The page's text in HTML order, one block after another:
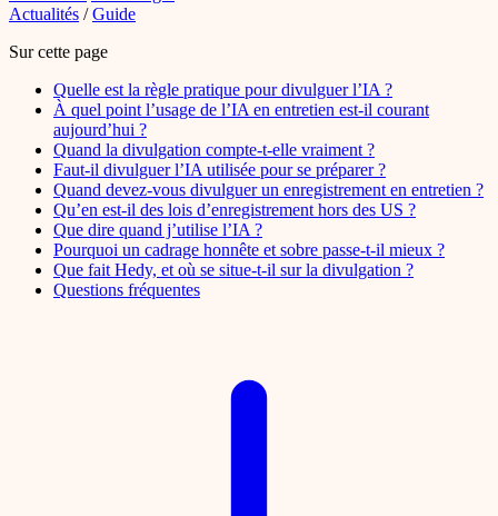
Actualités / Guide
Sur cette page
Quelle est la règle pratique pour divulguer l’IA ?
À quel point l’usage de l’IA en entretien est-il courant
aujourd’hui ?
Quand la divulgation compte-t-elle vraiment ?
Faut-il divulguer l’IA utilisée pour se préparer ?
Quand devez-vous divulguer un enregistrement en entretien ?
Qu’en est-il des lois d’enregistrement hors des US ?
Que dire quand j’utilise l’IA ?
Pourquoi un cadrage honnête et sobre passe-t-il mieux ?
Que fait Hedy, et où se situe-t-il sur la divulgation ?
Questions fréquentes